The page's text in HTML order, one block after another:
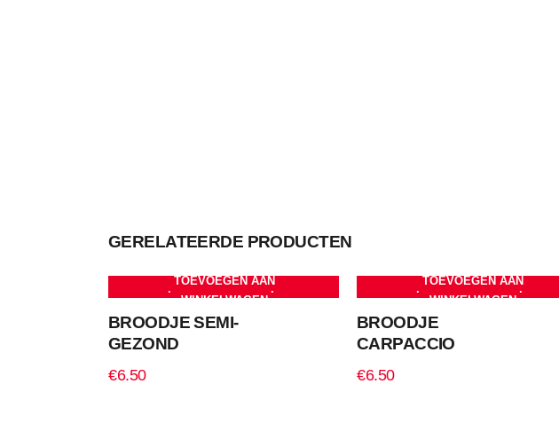
GERELATEERDE PRODUCTEN
TOEVOEGEN AAN
WINKELWAGEN
BROODJE SEMI-
GEZOND
€6.50
TOEVOEGEN AAN
WINKELWAGEN
BROODJE
CARPACCIO
€6.50